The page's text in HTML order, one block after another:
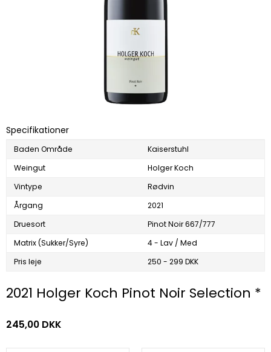
Specifikationer
Baden Område
Kaiserstuhl
Weingut
Holger Koch
Vintype
Rødvin
Årgang
2021
Druesort
Pinot Noir 667/777
Matrix (Sukker/Syre)
4 - Lav / Med
Pris leje
250 - 299 DKK
2021 Holger Koch Pinot Noir Selection *
245,00 DKK